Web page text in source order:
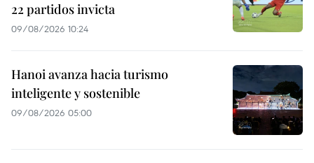
22 partidos invicta
09/08/2026 10:24
Hanoi avanza hacia turismo
inteligente y sostenible
09/08/2026 05:00